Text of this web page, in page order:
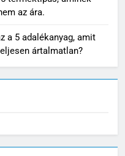
az ára.
a 5 adalékanyag, amit
ártalmatlan?